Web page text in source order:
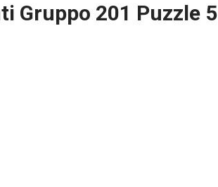
Gruppo 201 Puzzle 5